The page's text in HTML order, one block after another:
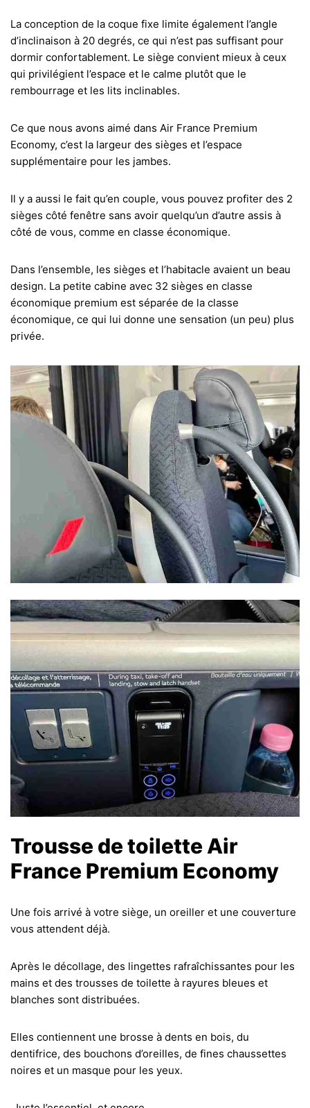
La conception de la coque fixe limite également l’angle
d’inclinaison à 20 degrés, ce qui n’est pas suffisant pour
dormir confortablement. Le siège convient mieux à ceux
qui privilégient l’espace et le calme plutôt que le
rembourrage et les lits inclinables.
Ce que nous avons aimé dans Air France Premium
Economy, c’est la largeur des sièges et l’espace
supplémentaire pour les jambes.
Il y a aussi le fait qu’en couple, vous pouvez profiter des 2
sièges côté fenêtre sans avoir quelqu’un d’autre assis à
côté de vous, comme en classe économique.
Dans l’ensemble, les sièges et l’habitacle avaient un beau
design. La petite cabine avec 32 sièges en classe
économique premium est séparée de la classe
économique, ce qui lui donne une sensation (un peu) plus
privée.
Trousse de toilette Air
France Premium Economy
Une fois arrivé à votre siège, un oreiller et une couverture
vous attendent déjà.
Après le décollage, des lingettes rafraîchissantes pour les
mains et des trousses de toilette à rayures bleues et
blanches sont distribuées.
Elles contiennent une brosse à dents en bois, du
dentifrice, des bouchons d’oreilles, de fines chaussettes
noires et un masque pour les yeux.